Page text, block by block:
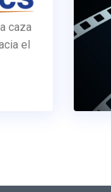
caza
el